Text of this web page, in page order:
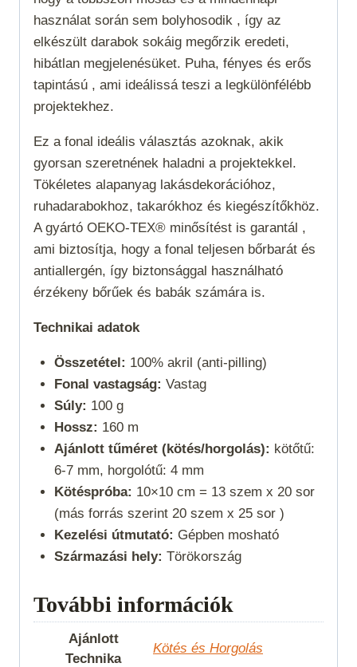
használat során sem bolyhosodik , így az
elkészült darabok sokáig megőrzik eredeti,
hibátlan megjelenésüket. Puha, fényes és erős
tapintású , ami ideálissá teszi a legkülönfélébb
projektekhez.
Ez a fonal ideális választás azoknak, akik
gyorsan szeretnének haladni a projektekkel.
Tökéletes alapanyag lakásdekorációhoz,
ruhadarabokhoz, takarókhoz és kiegészítőkhöz.
A gyártó OEKO-TEX® minősítést is garantál ,
ami biztosítja, hogy a fonal teljesen bőrbarát és
antiallergén, így biztonsággal használható
érzékeny bőrűek és babák számára is.
Technikai adatok
Összetétel: 100% akril (anti-pilling)
Fonal vastagság: Vastag
Súly: 100 g
Hossz: 160 m
Ajánlott tűméret (kötés/horgolás): kötőtű:
6-7 mm, horgolótű: 4 mm
Kötéspróba: 10×10 cm = 13 szem x 20 sor
(más forrás szerint 20 szem x 25 sor )
Kezelési útmutató: Gépben mosható
Származási hely: Törökország
További információk
Ajánlott
Technika
Kötés és Horgolás